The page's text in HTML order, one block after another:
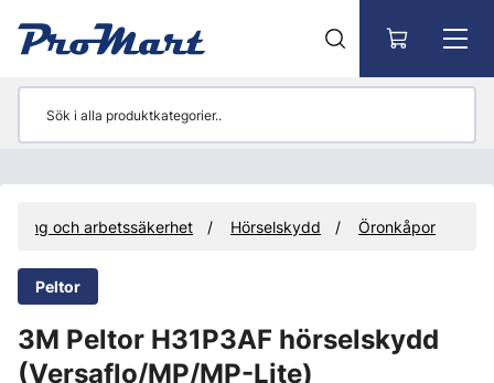
och arbetssäkerhet Hörselskydd Öronkåpor
Peltor
3M Peltor H31P3AF hörselskydd
(Versaflo/MP/MP-Lite)